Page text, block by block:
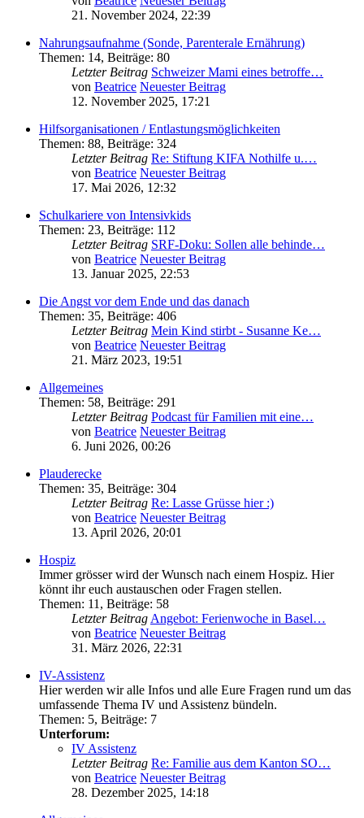
21. November 2024, 22:39
Nahrungsaufnahme (Sonde, Parenterale Ernährung)
Themen: 14, Beiträge: 80
Letzter Beitrag Schweizer Mami eines betroffe…
von Beatrice Neuester Beitrag
12. November 2025, 17:21
Hilfsorganisationen / Entlastungsmöglichkeiten
Themen: 88, Beiträge: 324
Letzter Beitrag Re: Stiftung KIFA Nothilfe u.…
von Beatrice Neuester Beitrag
17. Mai 2026, 12:32
Schulkariere von Intensivkids
Themen: 23, Beiträge: 112
Letzter Beitrag SRF-Doku: Sollen alle behinde…
von Beatrice Neuester Beitrag
13. Januar 2025, 22:53
Die Angst vor dem Ende und das danach
Themen: 35, Beiträge: 406
Letzter Beitrag Mein Kind stirbt - Susanne Ke…
von Beatrice Neuester Beitrag
21. März 2023, 19:51
Allgemeines
Themen: 58, Beiträge: 291
Letzter Beitrag Podcast für Familien mit eine…
von Beatrice Neuester Beitrag
6. Juni 2026, 00:26
Plauderecke
Themen: 35, Beiträge: 304
Letzter Beitrag Re: Lasse Grüsse hier :)
von Beatrice Neuester Beitrag
13. April 2026, 20:01
Hospiz
Immer grösser wird der Wunsch nach einem Hospiz. Hier
könnt ihr euch austauschen oder Fragen stellen.
Themen: 11 , Beiträge: 58
Letzter Beitrag Angebot: Ferienwoche in Basel…
von Beatrice Neuester Beitrag
31. März 2026, 22:31
IV-Assistenz
Hier werden wir alle Infos und alle Eure Fragen rund um das
umfassende Thema IV und Assistenz bündeln.
Themen: 5, Beiträge: 7
Unterforum:
IV Assistenz
Letzter Beitrag Re: Familie aus dem Kanton SO…
von Beatrice Neuester Beitrag
28. Dezember 2025, 14:18